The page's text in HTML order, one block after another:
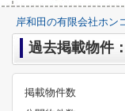
岸和田の有限会社ホン
過去掲載物件
掲載物件数